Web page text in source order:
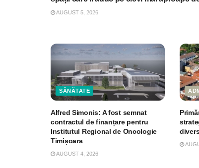
AUGUST 5, 2026
SĂNĂTATE
Alfred Simonis: A fost semnat
contractul de finanțare pentru
Institutul Regional de Oncologie
Timișoara
AUGUST 4, 2026